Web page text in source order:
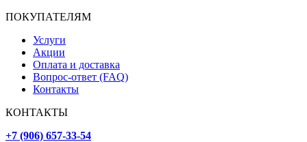
ПОКУПАТЕЛЯМ
Услуги
Акции
Оплата и доставка
Вопрос-ответ (FAQ)
Контакты
КОНТАКТЫ
+7 (906) 657-33-54